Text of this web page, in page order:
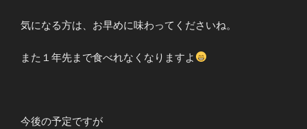
気になる方は、お早めに味わってくださいね。
また１年先まで食べれなくなりますよ
今後の予定ですが